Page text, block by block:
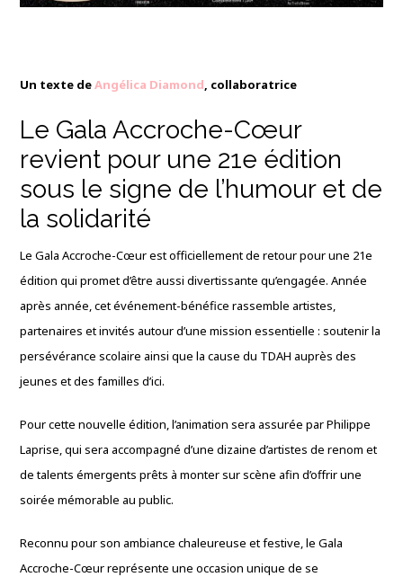
Un texte deAngélica Diamond, collaboratrice
Le Gala Accroche-Cœur
revient pour une 21e édition
sous le signe de l’humour et de
la solidarité
Le Gala Accroche-Cœur est officiellement de retour pour une 21e
édition qui promet d’être aussi divertissante qu’engagée. Année
après année, cet événement-bénéfice rassemble artistes,
partenaires et invités autour d’une mission essentielle : soutenir la
persévérance scolaire ainsi que la cause du TDAH auprès des
jeunes et des familles d’ici.
Pour cette nouvelle édition, l’animation sera assurée par Philippe
Laprise, qui sera accompagné d’une dizaine d’artistes de renom et
de talents émergents prêts à monter sur scène afin d’offrir une
soirée mémorable au public.
Reconnu pour son ambiance chaleureuse et festive, le Gala
Accroche-Cœur représente une occasion unique de se